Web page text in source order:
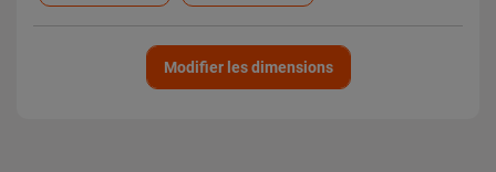
Modifier les dimensions